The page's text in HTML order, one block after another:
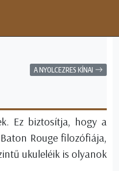
A NYOLCEZRES KÍNAI
Ez biztosítja, hogy a
Rouge filozófiája,
ukuleléik is olyanok